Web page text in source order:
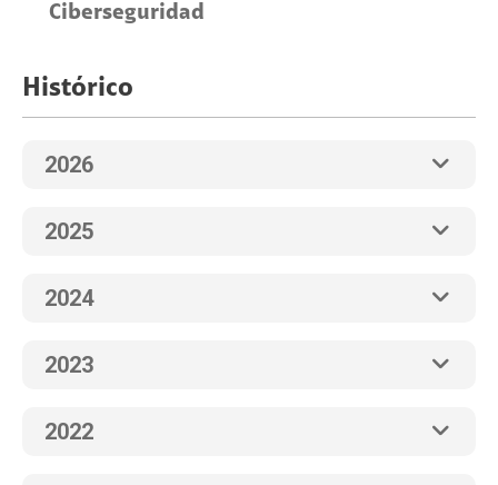
Ciberseguridad
Histórico
2026
2025
2024
2023
2022